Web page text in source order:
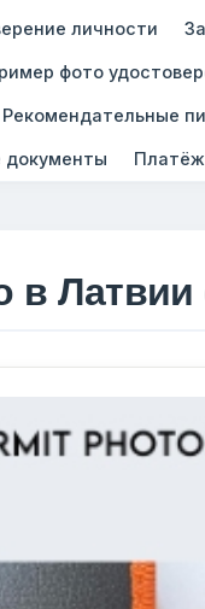
личности
фото
Рекомендательные
документы
в